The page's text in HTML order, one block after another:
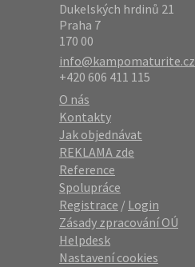
Dukelských hrdinů 21
Praha 7
170 00
info@kampomaturite.cz
+420 606 411 115
O nás
Kontakty
Jak objednávat
REKLAMA zde
Reference
Spolupráce
Registrace / Login
Zásady zpracování OÚ
Helpdesk
Nastavení cookies